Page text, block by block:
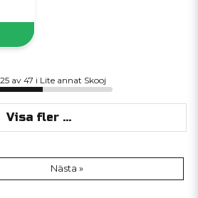
av 47 i Lite annat Skooj
Visa fler ...
Nästa »